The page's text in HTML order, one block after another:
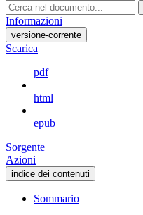
Informazioni
versione-corrente
Scarica
pdf
html
epub
Sorgente
Azioni
indice dei contenuti
Sommario